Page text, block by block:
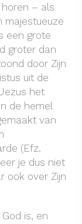
– als
majestueuze
een grote
groter dan
door Zijn
uit de
het
de hemel
van
(Efz.
je dus niet
ook over Zijn
is, en